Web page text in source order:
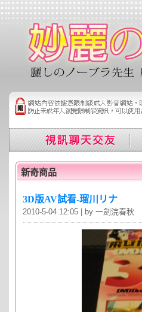
新奇商品
3D版AV試看-瑠川リナ
2010-5-04 12:05 | by 一劍浣春秋